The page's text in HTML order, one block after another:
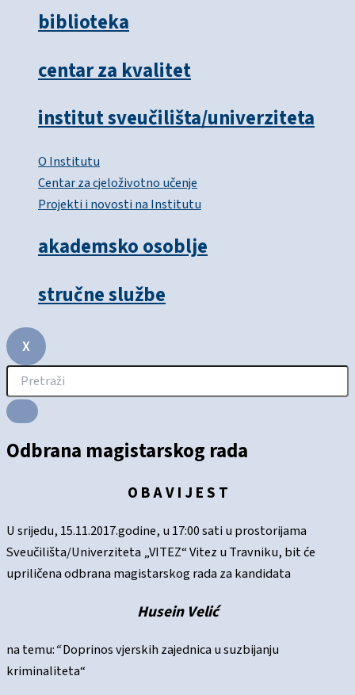
biblioteka
centar za kvalitet
institut sveučilišta/univerziteta
O Institutu
Centar za cjeloživotno učenje
Projekti i novosti na Institutu
akademsko osoblje
stručne službe
X
Odbrana magistarskog rada
O B A V I J E S T
U srijedu, 15.11.2017.godine, u 17:00 sati u prostorijama
Sveučilišta/Univerziteta „VITEZ“ Vitez u Travniku, bit će
upriličena odbrana magistarskog rada za kandidata
Husein Velić
na temu:“Doprinos vjerskih zajednica u suzbijanju
kriminaliteta“